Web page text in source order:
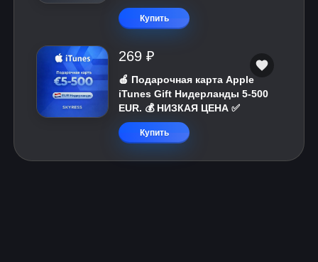
Купить
269 ₽
🍎 Подарочная карта Apple
iTunes Gift Нидерланды 5-500
EUR. 💰 НИЗКАЯ ЦЕНА ✅
Купить